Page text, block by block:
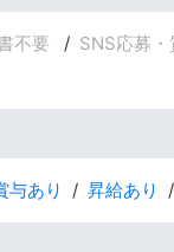
不要 SNS応募・
与あり 昇給あり